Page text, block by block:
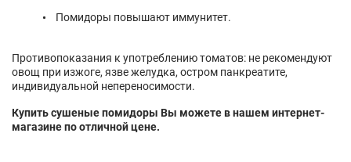
Помидоры повышают иммунитет.
Противопоказания к употреблению томатов: не рекомендуют
овощ при изжоге, язве желудка, остром панкреатите,
индивидуальной непереносимости.
Купить сушеные помидоры Вы можете в нашем интернет-
магазине по отличной цене.